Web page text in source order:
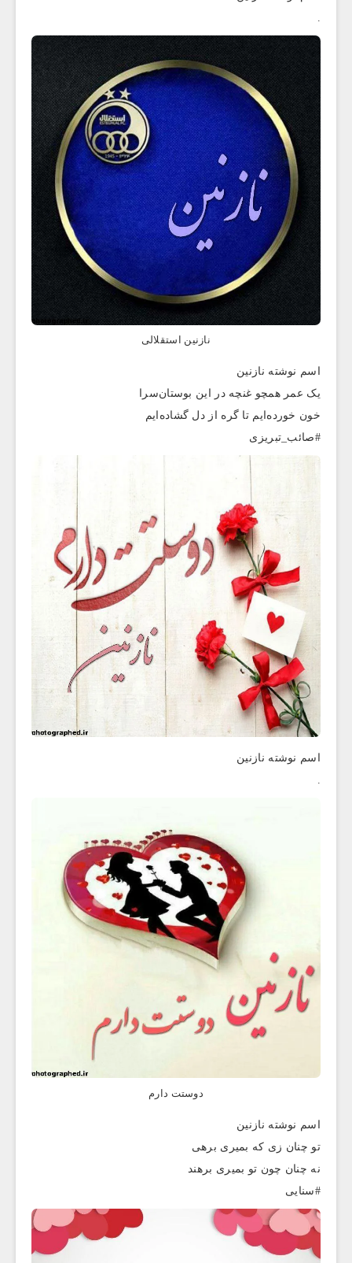
نازنین استقلالی
اسم نوشته نازنین
یک عمر همچو غنچه در این بوستان‌سرا
خون خورده‌ایم تا گره از دل گشاده‌ایم
#صائب_تبریزی
اسم نوشته نازنین
دوستت دارم
اسم نوشته نازنین
تو چنان زی که بمیری برهی
نه چنان چون تو بمیری برهند
#سنایی